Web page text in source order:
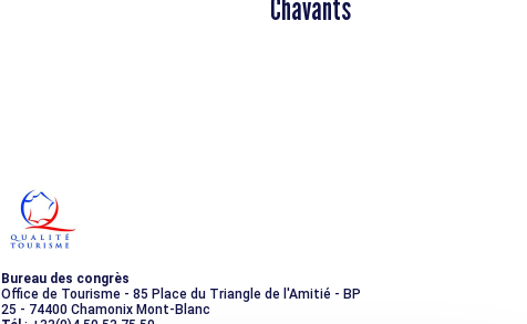
Chavants
Bureau des congrès
Office de Tourisme - 85 Place du Triangle de l'Amitié - BP
25 - 74400 Chamonix Mont-Blanc